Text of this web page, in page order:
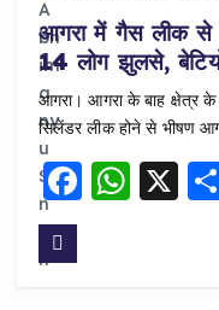
आगरा में गैस लीक से
14 लोग झुलसे,
आगरा। आगरा के बाह क्षेत्र
सिलेंडर लीक होने से भीषण
F WX